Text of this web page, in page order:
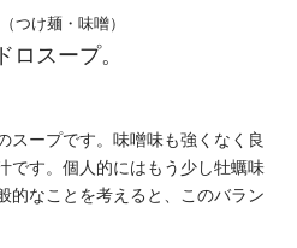
つけ麺・味噌）
スープ。
スープです。味噌味も強くなく良
です。個人的にはもう少し牡蠣味
的なことを考えると、このバラン